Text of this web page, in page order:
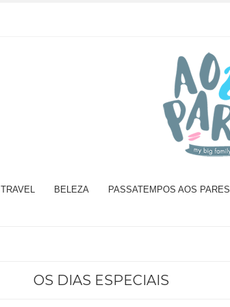
TRAVEL BELEZA PASSATEMPOS AOS PARES
OS DIAS ESPECIAIS